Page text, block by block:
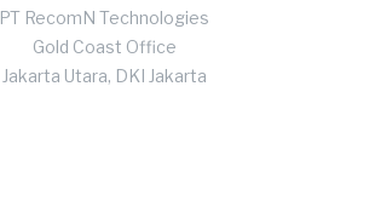
PT RecomN Technologies
Gold Coast Office
Jakarta Utara, DKI Jakarta